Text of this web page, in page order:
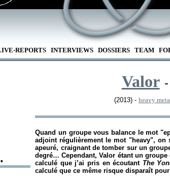
REPORTS INTERVIEWS DOSSIERS TEAM
Valor
(2013) -heavy
Quand un groupe vous balance le mot
adjoint régulièrement le mot "heavy", on
apeuré, craignant de tomber sur un
degré… Cependant, Valor étant un groupe
calculé que j’ai pris en écoutant The
calculé que ce même risque disparaît